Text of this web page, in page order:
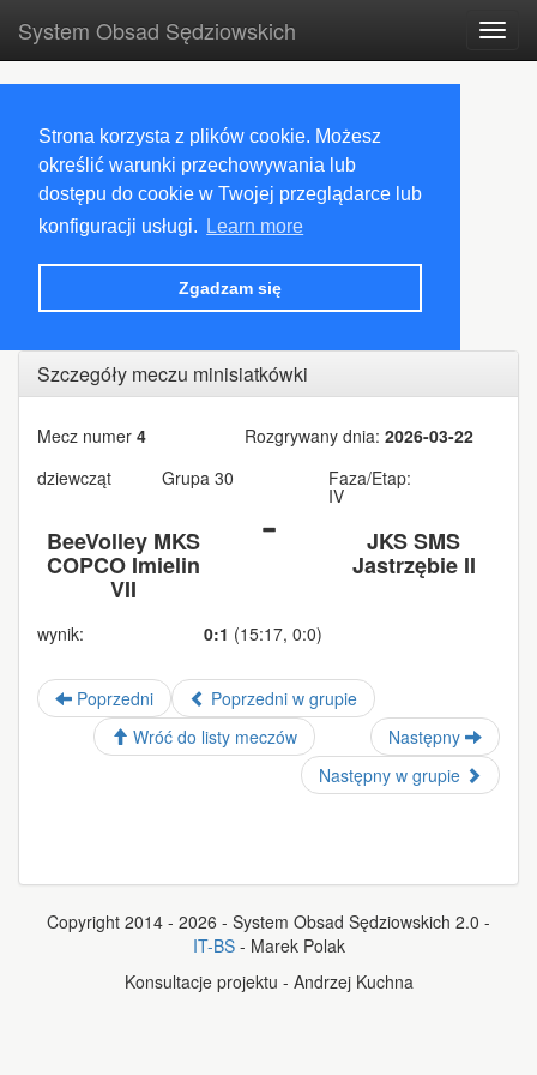
Strona korzysta z plików cookie. Możesz
określić warunki przechowywania lub
dostępu do cookie w Twojej przeglądarce lub
konfiguracji usługi.
Learn more
Zgadzam się
System Obsad Sędziowskich
Szczegóły meczu minisiatkówki
Mecz numer 4 Rozgrywany dnia:2026-03-22
dziewcząt
Grupa 30 Faza/Etap:
IV
BeeVolley MKS
COPCO Imielin
VII
JKS SMS
Jastrzębie II
wynik: 0:1 (15:17, 0:0)
Poprzedni
Poprzedni w grupie
Wróć do listy meczów
Następny
Następny w grupie
Copyright 2014 - 2026 - System Obsad Sędziowskich 2.0 -
IT-BS- Marek Polak
Konsultacje projektu - Andrzej Kuchna